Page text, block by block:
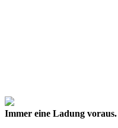
Immer eine Ladung voraus.